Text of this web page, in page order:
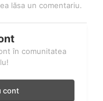
lăsa un comentariu.
în comunitatea
cont